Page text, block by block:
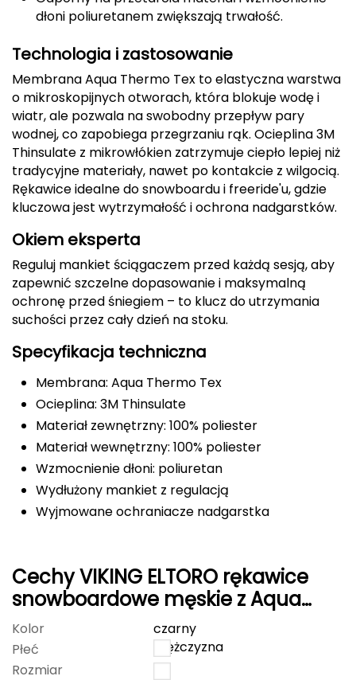
Dolomite
E
EISBAR
ENERO
ENERO CAMP
ENERO PRO
Elmer by Swany
Extremities
F
FASHY
Fjord Nansen
G
GIVOVA
GSI Outdoors
Gerber
Giant Dragon
Gilmonte
dłoni poliuretanem zwiększają trwałość.
Technologia i zastosowanie
Membrana Aqua Thermo Tex to elastyczna warstwa
o mikroskopijnych otworach, która blokuje wodę i
wiatr, ale pozwala na swobodny przepływ pary
wodnej, co zapobiega przegrzaniu rąk. Ocieplina 3M
Thinsulate z mikrowłókien zatrzymuje ciepło lepiej niż
tradycyjne materiały, nawet po kontakcie z wilgocią.
Rękawice idealne do snowboardu i freeride'u, gdzie
kluczowa jest wytrzymałość i ochrona nadgarstków.
Okiem eksperta
Reguluj mankiet ściągaczem przed każdą sesją, aby
zapewnić szczelne dopasowanie i maksymalną
ochronę przed śniegiem – to klucz do utrzymania
suchości przez cały dzień na stoku.
Specyfikacja techniczna
Membrana: Aqua Thermo Tex
Ocieplina: 3M Thinsulate
Materiał zewnętrzny: 100% poliester
Materiał wewnętrzny: 100% poliester
Wzmocnienie dłoni: poliuretan
Wydłużony mankiet z regulacją
Wyjmowane ochraniacze nadgarstka
Cechy VIKING ELTORO rękawice
snowboardowe męskie z Aqua
Thermo Tex czarne
Kolor
czarny
Płeć
mężczyzna
Rozmiar